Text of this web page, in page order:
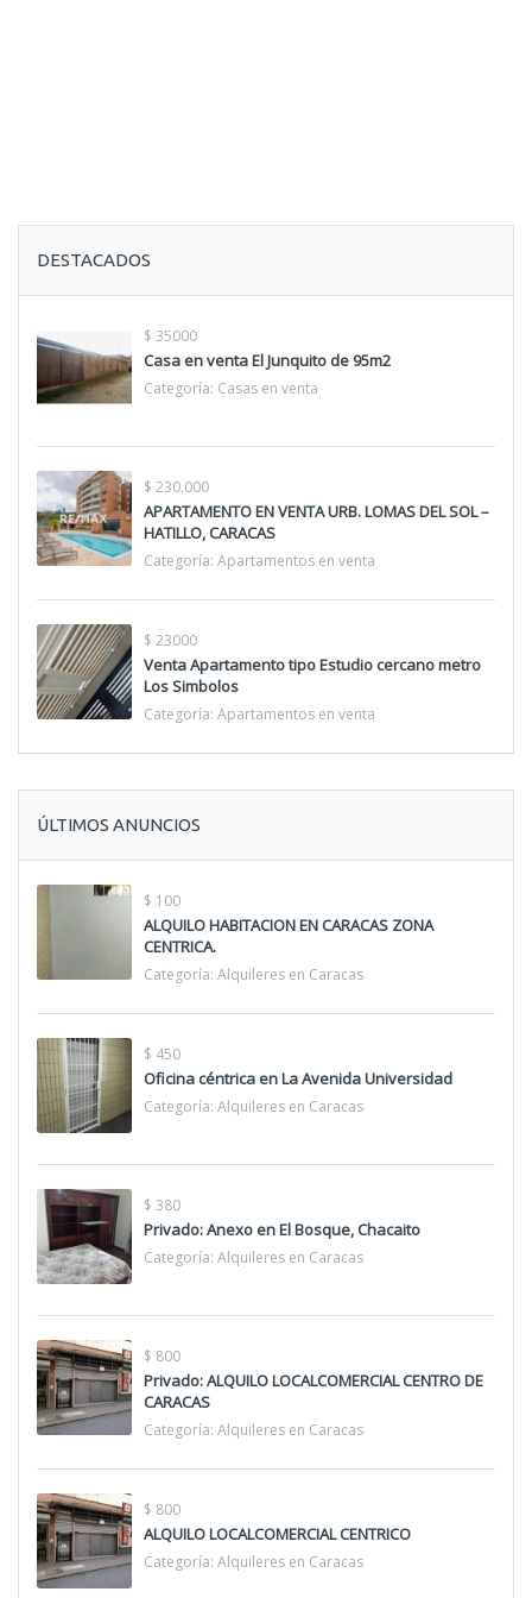
DESTACADOS
$ 35000
Casa en venta El Junquito de 95m2
Categoría: Casas en venta
$ 230.000
APARTAMENTO EN VENTA URB. LOMAS DEL SOL –
HATILLO, CARACAS
Categoría: Apartamentos en venta
$ 23000
Venta Apartamento tipo Estudio cercano metro
Los Simbolos
Categoría: Apartamentos en venta
ÚLTIMOS ANUNCIOS
$ 100
ALQUILO HABITACION EN CARACAS ZONA
CENTRICA.
Categoría: Alquileres en Caracas
$ 450
Oficina céntrica en La Avenida Universidad
Categoría: Alquileres en Caracas
$ 380
Privado: Anexo en El Bosque, Chacaito
Categoría: Alquileres en Caracas
$ 800
Privado: ALQUILO LOCALCOMERCIAL CENTRO DE
CARACAS
Categoría: Alquileres en Caracas
$ 800
ALQUILO LOCALCOMERCIAL CENTRICO
Categoría: Alquileres en Caracas